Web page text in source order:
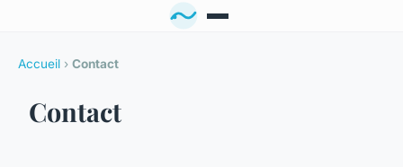
Accueil › Contact
Contact